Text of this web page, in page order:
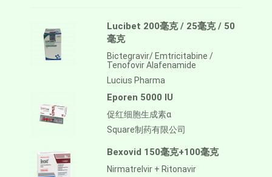
Lucibet 200毫克 / 25毫克 / 50
毫克
Bictegravir/ Emtricitabine /
Tenofovir Alafenamide
Lucius Pharma
Eporen 5000 IU
促红细胞生成素α
Square制药有限公司
Bexovid 150毫克+100毫克
Nirmatrelvir + Ritonavir